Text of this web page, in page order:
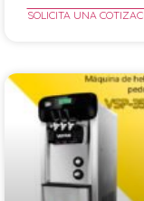
SOLICITA UNA